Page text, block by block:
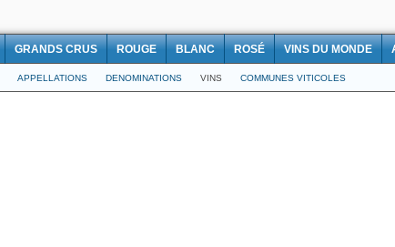
GRANDS CRUS ROUGE BLANC ROSÉ VINS DU MONDE
APPELLATIONS DENOMINATIONS VINS COMMUNES VITICOLES